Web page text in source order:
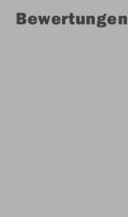
Bewertungen